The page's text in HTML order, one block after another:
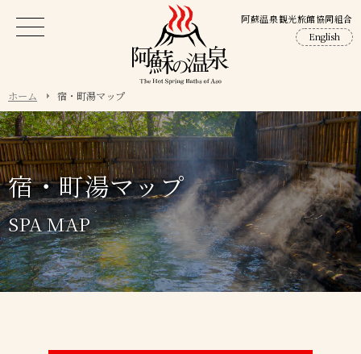
阿蘇温泉観光旅館協同組合
English
ホーム 宿・町湯マップ
宿・町湯マップ
SPA MAP